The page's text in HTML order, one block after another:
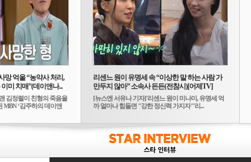
망 억울 “농약사 처리,
미 치매”(데이앤나...
김정렬이 친형의 죽음을
MBN ‘김주하의 데이앤
리센느 원이 유명세 속 “이상한 말 하는 사람 가
만두지 않아” 소속사 든든(전참시)[어제TV]
[뉴스엔 서유나 기자]'리센느 원이 미나미, 유명세 억
까 얼마나 힘들면 "강한 정신력 가지자"'리...